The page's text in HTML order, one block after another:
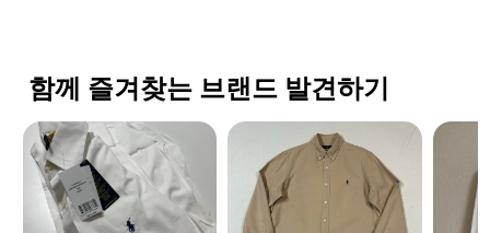
함께 즐겨찾는 브랜드 발견하기